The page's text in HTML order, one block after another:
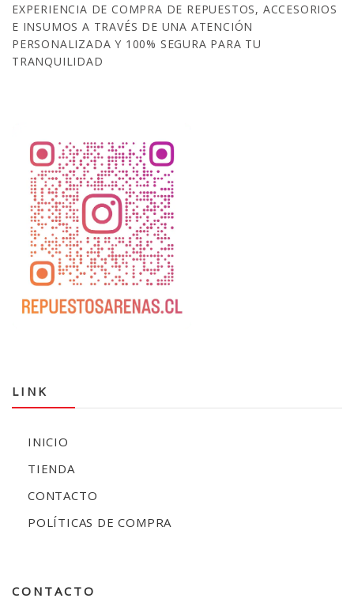
EXPERIENCIA DE COMPRA DE REPUESTOS, ACCESORIOS
E INSUMOS A TRAVÉS DE UNA ATENCIÓN
PERSONALIZADA Y 100% SEGURA PARA TU
TRANQUILIDAD
LINK
INICIO
TIENDA
CONTACTO
POLÍTICAS DE COMPRA
CONTACTO